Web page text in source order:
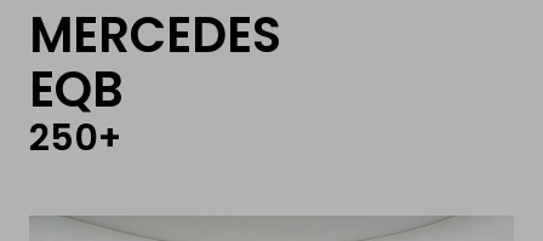
Elektrische moto's te koop
Elektrische fietsen te koop
Elektrische steps te koop
Drones & Batterijen te koop
MERCEDES
EQB
250+